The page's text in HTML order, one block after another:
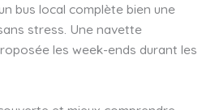
bus local complète bien une
stress. Une navette
les week-ends durant les